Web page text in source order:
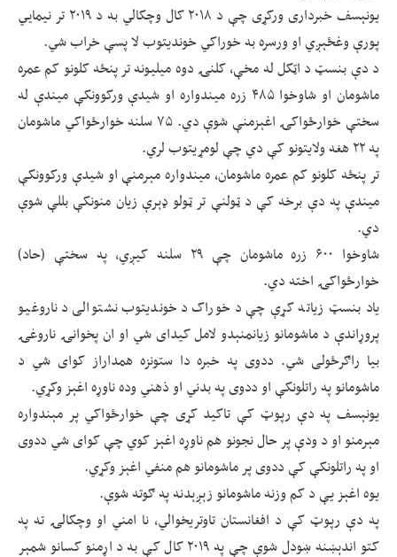
یونېسف خبرداری ورکړی چې د ۲۰۱۸ کال وچکالي به د ۲۰۱۹ تر نیمايي
پورې وغځېږي او ورسره به خوراکي خوندیتوب لا پسې خراب شي.
د دې بنسټ د اټکل له مخې، کلنۍ دوه میلیونه تر پنځه کلونو کم عمره
ماشومان او شاوخوا ۴۸۵ زره میندواره او شیدې ورکوونکې میندې له
سختې خوارځواکۍ اغېزمنې شوې دي. ۷۵ سلنه خوارځواکي ماشومان
په ۲۲ هغه ولایتونو کې دي چې لومړیتوب لري.
تر پنځه کلونو کم عمره ماشومان، میندواره مېرمنې او شیدې ورکوونکې
میندې په دې برخه کې د ټولنې تر ټولو ډېرې زیان منونکې بللې شوې
دي.
شاوخوا ۶۰۰ زره ماشومان چې ۲۹ سلنه کیږي، په سختې (حاد)
خوارځواکۍ اخته دي.
یاد بنسټ زیاته کړې چې د خوراک د خوندیتوب نشتوالی د ناروغیو
پروړاندې د ماشومانو زیانمنېدو لامل کیدای شي او ان پخوانۍ ناروغۍ
بیا راګرځولی شي. ددوی په خبره دا ستونزه همداراز کوای شي د
ماشومانو په راتلونکې او ددوی په بدني او ذهني وده ناوړه اغېز وکړي.
یونېسف په دې رپوټ کې تاکید کړی چې خوارځواکي پر مېندواره
مېرمنو او د ودې پر حال نجونو هم ناوړه اغېز کوي چې کوای شي ددوی
او په راتلونکې کې ددوی پر ماشومانو هم منفي اغېز وکړي.
یوه اغېز یې د کم وزنه ماشومانو زېږېدنه په ګوته شوې.
په دې رپوټ کې د افغانستان تاوتریخوالي، نا امني او وچکالۍ ته په
کتو اندېښنه ښودل شوې چې په ۲۰۱۹ کال کې به د اړمنو کسانو شمېر